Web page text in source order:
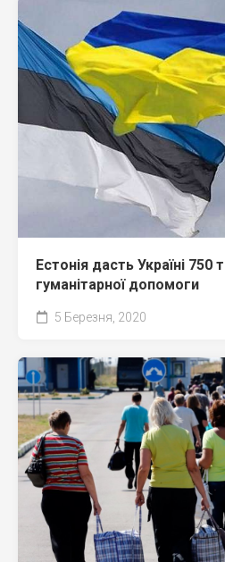
Естонія дасть Україні 750
гуманітарної допомоги
5 Березня, 2020